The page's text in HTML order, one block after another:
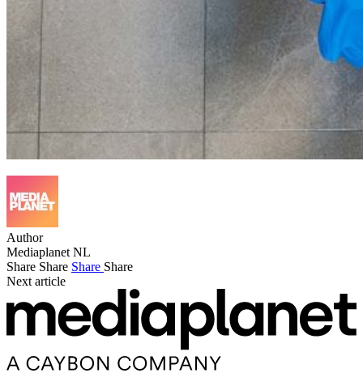
Author
Mediaplanet NL
Share Share Share Share
Next article